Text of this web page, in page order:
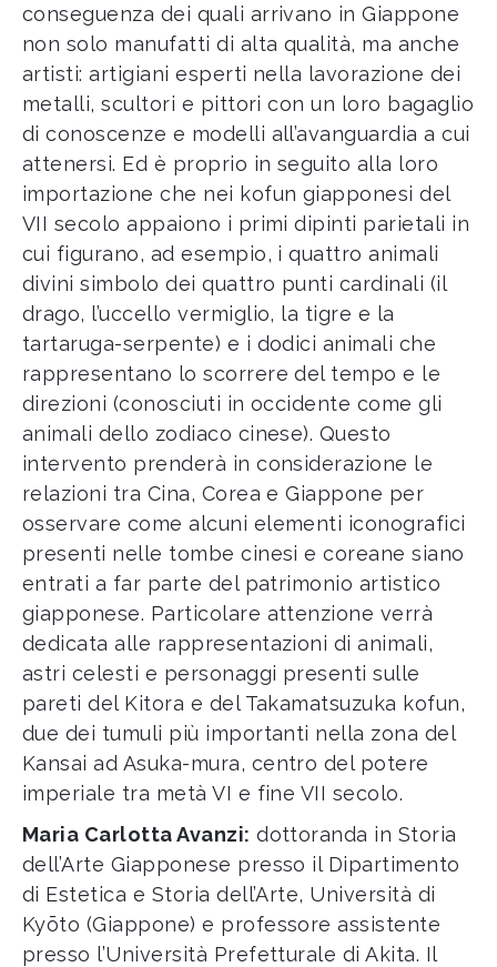
conseguenza dei quali arrivano in Giappone
non solo manufatti di alta qualità, ma anche
artisti: artigiani esperti nella lavorazione dei
metalli, scultori e pittori con un loro bagaglio
di conoscenze e modelli all’avanguardia a cui
attenersi. Ed è proprio in seguito alla loro
importazione che nei kofun giapponesi del
VII secolo appaiono i primi dipinti parietali in
cui figurano, ad esempio, i quattro animali
divini simbolo dei quattro punti cardinali (il
drago, l’uccello vermiglio, la tigre e la
tartaruga-serpente) e i dodici animali che
rappresentano lo scorrere del tempo e le
direzioni (conosciuti in occidente come gli
animali dello zodiaco cinese). Questo
intervento prenderà in considerazione le
relazioni tra Cina, Corea e Giappone per
osservare come alcuni elementi iconografici
presenti nelle tombe cinesi e coreane siano
entrati a far parte del patrimonio artistico
giapponese. Particolare attenzione verrà
dedicata alle rappresentazioni di animali,
astri celesti e personaggi presenti sulle
pareti del Kitora e del Takamatsuzuka kofun,
due dei tumuli più importanti nella zona del
Kansai ad Asuka-mura, centro del potere
imperiale tra metà VI e fine VII secolo.
Maria Carlotta Avanzi: dottoranda in Storia
dell’Arte Giapponese presso il Dipartimento
di Estetica e Storia dell’Arte, Università di
Kyōto (Giappone) e professore assistente
presso l’Università Prefetturale di Akita. Il